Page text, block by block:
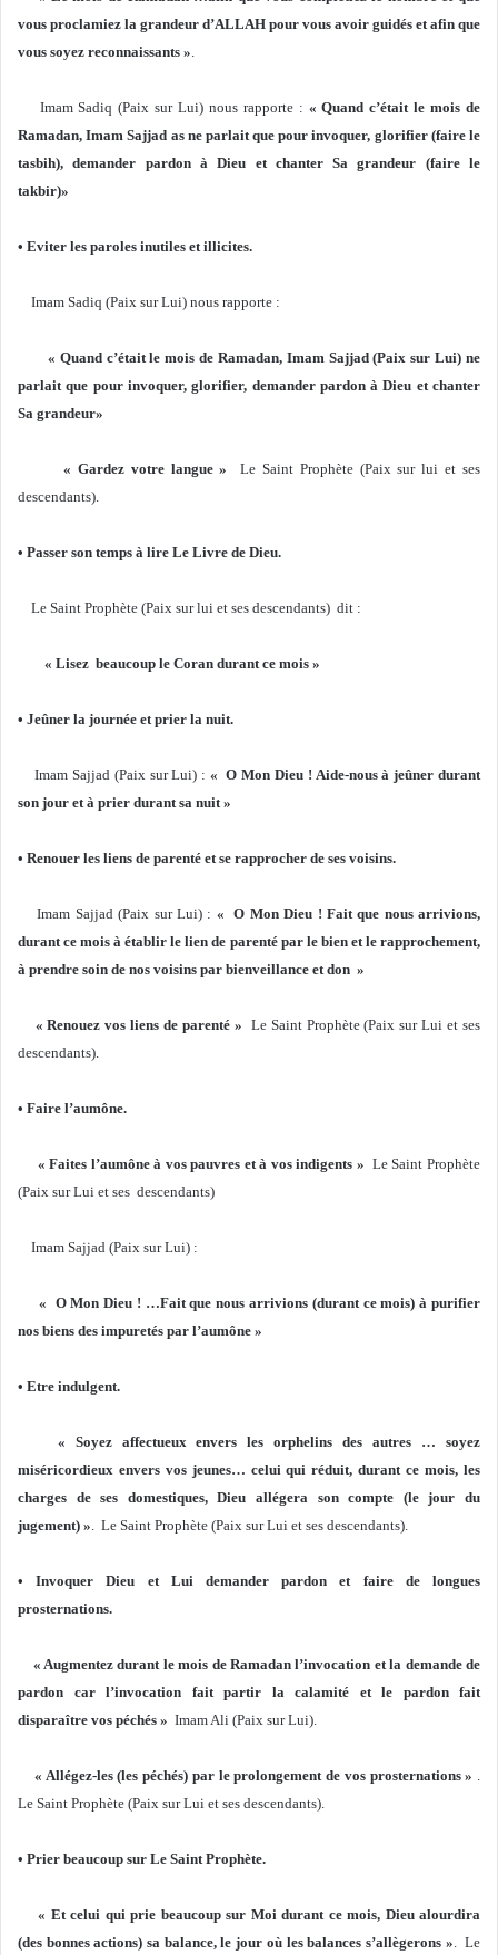
vous proclamiez la grandeur d’ALLAH pour vous avoir guidés et afin que
vous soyez reconnaissants »
Imam Sadiq (Paix sur Lui) nous rapporte : « Quand c’était le mois de
Ramadan, Imam Sajjad as ne parlait que pour invoquer, glorifier (faire le
tasbih), demander pardon à Dieu et chanter Sa grandeur (faire le
takbir)»
• Eviter les paroles inutiles et illicites.
Imam Sadiq (Paix sur Lui) nous rapporte :
« Quand c’était le mois de Ramadan, Imam Sajjad (Paix sur Lui) ne
parlait que pour invoquer, glorifier, demander pardon à Dieu et chanter
Sa grandeur»
« Gardez votre langue »Le Saint Prophète (Paix sur lui et ses
descendants).
• Passer son temps à lire Le Livre de Dieu.
Le Saint Prophète (Paix sur lui et ses descendants) dit :
« Lisez beaucoup le Coran durant ce mois »
• Jeûner la journée et prier la nuit.
Imam Sajjad (Paix sur Lui) : « O Mon Dieu ! Aide-nous à jeûner durant
son jour et à prier durant sa nuit »
• Renouer les liens de parenté et se rapprocher de ses voisins.
Imam Sajjad (Paix sur Lui) : « O Mon Dieu ! Fait que nous arrivions,
durant ce mois à établir le lien de parenté par le bien et le rapprochement,
à prendre soin de nos voisins par bienveillance et don »
« Renouez vos liens de parenté » Le Saint Prophète (Paix sur Lui et ses
descendants).
• Faire l’aumône.
« Faites l’aumône à vos pauvres et à vos indigents » Le Saint Prophète
(Paix sur Lui et ses descendants)
Imam Sajjad (Paix sur Lui) :
« O Mon Dieu ! …Fait que nous arrivions (durant ce mois) à purifier
nos biens des impuretés par l’aumône »
• Etre indulgent.
« Soyez affectueux envers les orphelins des autres … soyez
miséricordieux envers vos jeunes… celui qui réduit, durant ce mois, les
charges de ses domestiques, Dieu allégera son compte (le jour du
jugement) » . Le Saint Prophète (Paix sur Lui et ses descendants).
• Invoquer Dieu et Lui demander pardon et faire de longues
prosternations.
« Augmentez durant le mois de Ramadan l’invocation et la demande de
pardon car l’invocation fait partir la calamité et le pardon fait
disparaître vos péchés » Imam Ali (Paix sur Lui).
« Allégez-les (les péchés) par le prolongement de vos prosternations »
Le Saint Prophète (Paix sur Lui et ses descendants).
• Prier beaucoup sur Le Saint Prophète.
« Et celui qui prie beaucoup sur Moi durant ce mois, Dieu alourdira
(des bonnes actions) sa balance, le jour où les balances s’allègerons » . Le